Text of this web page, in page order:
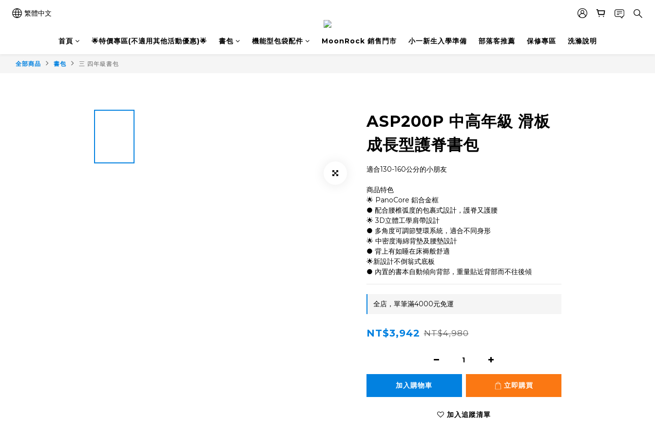
繁體中文
首頁 🌟特價專區(不適用其他活動優惠)🌟 書包 機能型包袋配件 MoonRock 銷售門市 小一新生入學準備 部落客推薦 保修專區 洗滌說明
全部商品 書包 三 四年級書包
ASP200P 中高年級 滑板
成長型護脊書包
適合130-160公分的小朋友
商品特色
🌟 PanoCore 鋁合金框
● 配合腰椎弧度的包裹式設計，護脊又護腰
🌟 3D立體工學肩帶設計
● 多角度可調節雙環系統，適合不同身形
🌟 中密度海綿背墊及腰墊設計
● 背上有如睡在床褥般舒適
🌟新設計不倒翁式底板
● 內置的書本自動傾向背部，重量貼近背部而不往後傾
全店，單筆滿4000元免運
NT$3,942 NT$4,980
加入購物車 立即購買
加入追蹤清單